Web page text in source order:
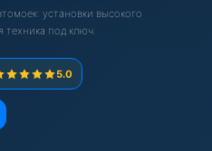
установки высокого
техника под ключ.
5.0